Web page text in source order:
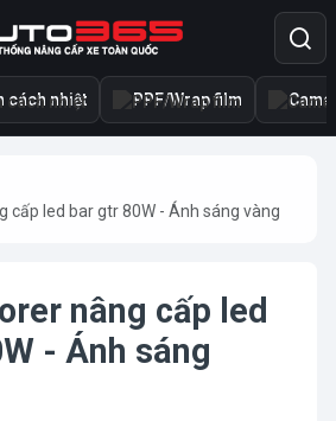
cách nhiệt PPF/Wrap film
cấp led bar gtr 80W - Ánh sáng vàng
nâng cấp led
- Ánh sáng